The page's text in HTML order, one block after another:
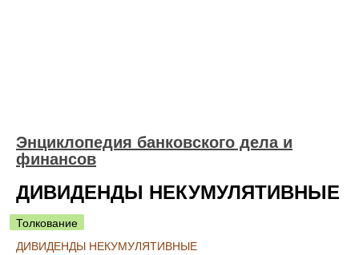
Энциклопедия банковского дела и
финансов
ДИВИДЕНДЫ НЕКУМУЛЯТИВНЫЕ
Толкование
ДИВИДЕНДЫ НЕКУМУЛЯТИВНЫЕ